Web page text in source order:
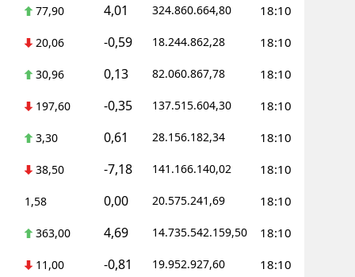
77,90 4,01 324.860.664,80 18:10
20,06 -0,59 18.244.862,28 18:10
30,96 0,13 82.060.867,78 18:10
197,60 -0,35 137.515.604,30 18:10
3,30 0,61 28.156.182,34 18:10
38,50 -7,18 141.166.140,02 18:10
1,58 0,00 20.575.241,69 18:10
363,00 4,69 14.735.542.159,50 18:10
11,00 -0,81 19.952.927,60 18:10